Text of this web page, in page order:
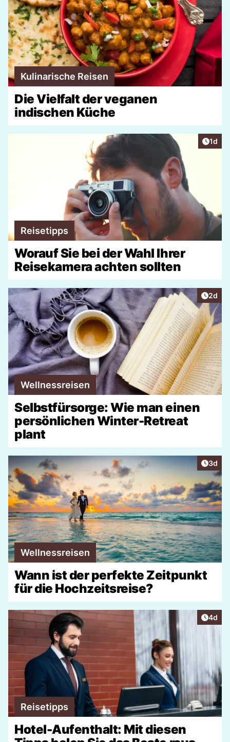
Kulinarische Reisen
Die Vielfalt der veganen
indischen Küche
1d
Reisetipps
Worauf Sie bei der Wahl Ihrer
Reisekamera achten sollten
2d
Wellnessreisen
Selbstfürsorge: Wie man einen
persönlichen Winter-Retreat
plant
3d
Wellnessreisen
Wann ist der perfekte Zeitpunkt
für die Hochzeitsreise?
4d
Reisetipps
Hotel-Aufenthalt: Mit diesen